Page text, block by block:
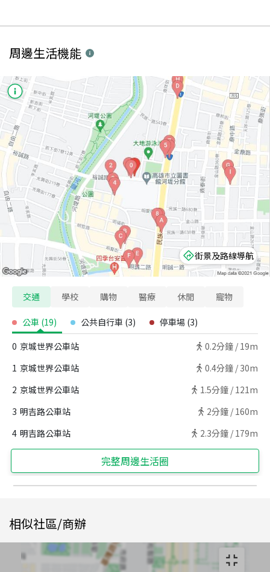
周邊生活機能
街景及路線導航
交通 學校 購物 醫療 休閒 寵物
公車 (19) 公共自行車 (3) 停車場 (3)
0 京城世界公車站 0.2分鐘 / 19m
1 京城世界公車站 0.4分鐘 / 30m
2 京城世界公車站 1.5分鐘 / 121m
3 明吉路公車站 2分鐘 / 160m
4 明吉路公車站 2.3分鐘 / 179m
完整周邊生活圈
相似社區/商辦